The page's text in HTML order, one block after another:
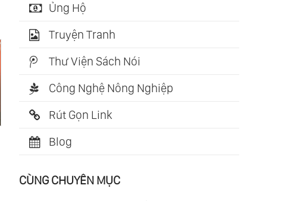
01:07:26
Lựa Chọn Đối
Thoại - Dialogue
Ủng Hộ
Truyện Tranh
Thư Viện Sách Nói
Công Nghệ Nông Nghiệp
Rút Gọn Link
Blog
CÙNG CHUYÊN MỤC